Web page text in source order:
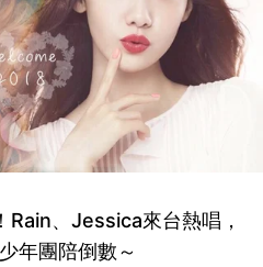
Rain、Jessica來台熱唱，
年團陪倒數～